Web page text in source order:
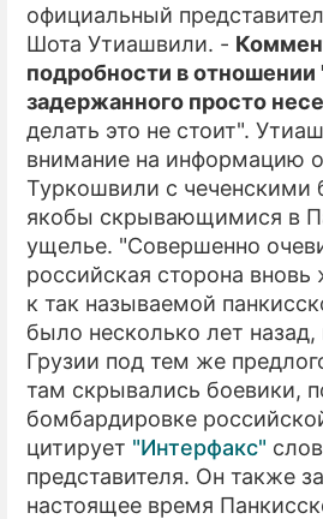
официальный
Шота Утиашвили. -
подробности в отношении
задержанного просто
делать это не стоит".
внимание на информацию о
Туркошвили с чеченскими
якобы скрывающимися в
ущелье. "Совершенно
российская сторона вновь
к так называемой
было несколько лет назад,
Грузии под тем же
там скрывались боевики,
бомбардировке
цитирует "Интерфакс"
представителя. Он также
настоящее время